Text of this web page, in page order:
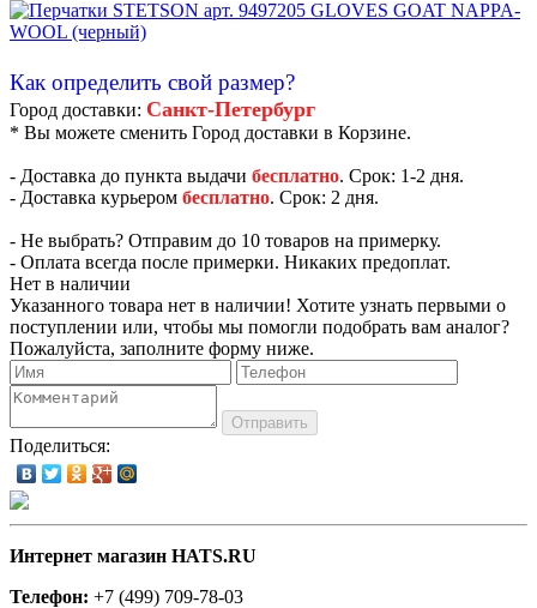
Как определить свой размер?
Город доставки: Санкт-Петербург
* Вы можете сменить Город доставки в Корзине.
- Доставка до пункта выдачи бесплатно. Срок: 1-2 дня.
- Доставка курьером бесплатно. Срок: 2 дня.
- Не выбрать? Отправим до 10 товаров на примерку.
- Оплата всегда после примерки. Никаких предоплат.
Нет в наличии
Указанного товара нет в наличии! Хотите узнать первыми о
поступлении или, чтобы мы помогли подобрать вам аналог?
Пожалуйста, заполните форму ниже.
Отправить
Поделиться:
Интернет магазин HATS.RU
Телефон: +7 (499) 709-78-03